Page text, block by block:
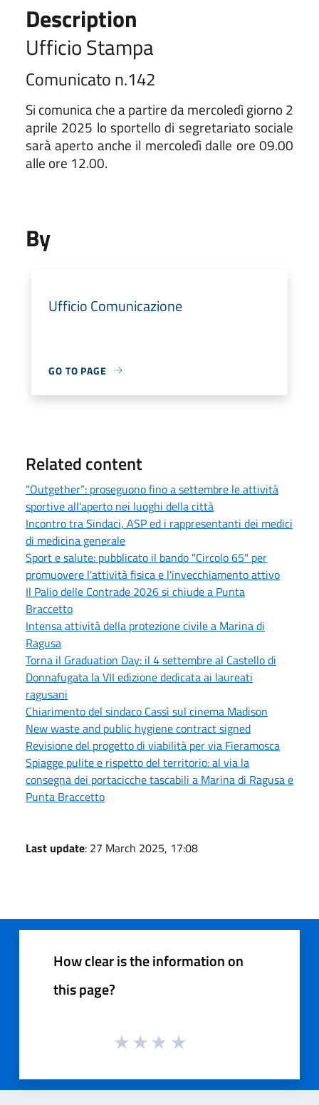
Description
Ufficio Stampa
Comunicato n.142
Si comunica che a partire da mercoledì giorno 2
aprile 2025 lo sportello di segretariato sociale
sarà aperto anche il mercoledì dalle ore 09.00
alle ore 12.00.
By
Ufficio Comunicazione
GO TO PAGE
Related content
“Outgether”: proseguono fino a settembre le attività
sportive all'aperto nei luoghi della città
Incontro tra Sindaci, ASP ed i rappresentanti dei medici
di medicina generale
Sport e salute: pubblicato il bando "Circolo 65" per
promuovere l'attività fisica e l'invecchiamento attivo
Il Palio delle Contrade 2026 si chiude a Punta
Braccetto
Intensa attività della protezione civile a Marina di
Ragusa
Torna il Graduation Day: il 4 settembre al Castello di
Donnafugata la VII edizione dedicata ai laureati
ragusani
Chiarimento del sindaco Cassì sul cinema Madison
New waste and public hygiene contract signed
Revisione del progetto di viabilità per via Fieramosca
Spiagge pulite e rispetto del territorio: al via la
consegna dei portacicche tascabili a Marina di Ragusa e
Punta Braccetto
Last update: 27 March 2025, 17:08
How clear is the information on
this page?